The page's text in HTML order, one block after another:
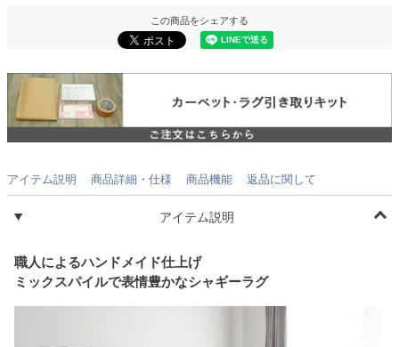
この商品をシェアする
アイテム説明 商品詳細・仕様 商品機能 返品に関して
アイテム説明
職人によるハンドメイド仕上げ
ミックスパイルで表情豊かなシャギーラグ